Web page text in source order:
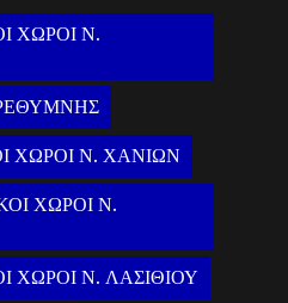
ΧΩΡΟΙ Ν.
ΧΩΡΟΙ Ν. ΧΑΝΙΩΝ
ΧΩΡΟΙ Ν.
ΧΩΡΟΙ Ν. ΛΑΣΙΘΙΟΥ